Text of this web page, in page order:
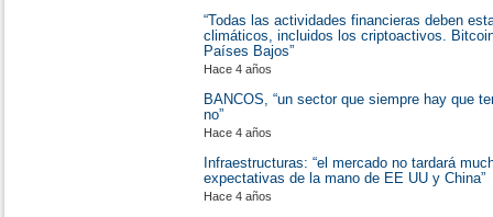
“Todas las actividades financieras deben
climáticos, incluidos los criptoactivos.
Países Bajos”
Hace 4 años
BANCOS, “un sector que siempre hay que
no”
Hace 4 años
Infraestructuras: “el mercado no tardará
expectativas de la mano de EE UU y China”
Hace 4 años